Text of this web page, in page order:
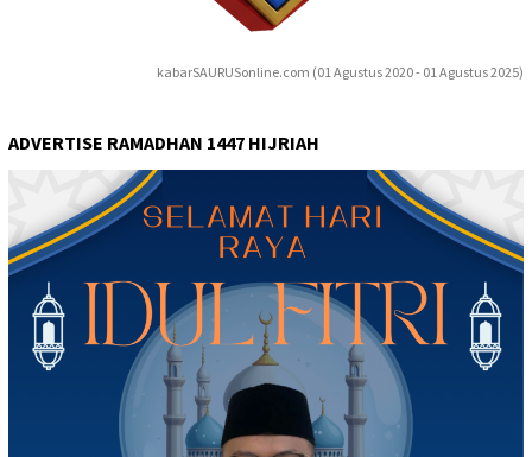
kabarSAURUSonline.com (01 Agustus 2020 - 01 Agustus 2025)
ADVERTISE RAMADHAN 1447 HIJRIAH